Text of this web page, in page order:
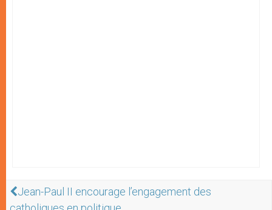
Jean-Paul II encourage l’engagement des